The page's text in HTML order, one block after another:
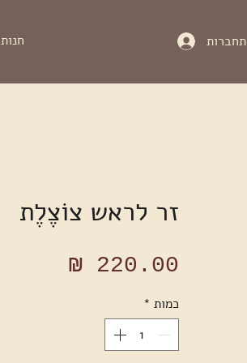
חנות
זר לראש צוֹצֶלֶת
מחיר
כמות *